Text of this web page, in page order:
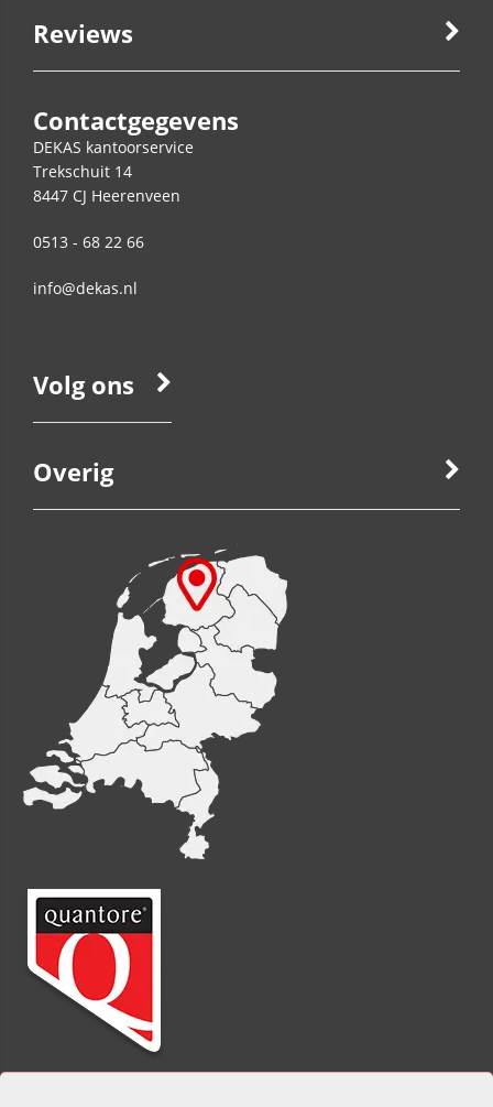
Reviews
Contactgegevens
DEKAS kantoorservice
Trekschuit 14
8447 CJ Heerenveen
0513 - 68 22 66
info@dekas.nl
Volg ons
Overig